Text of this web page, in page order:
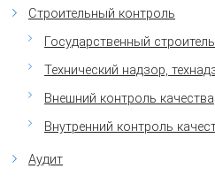
Строительный контроль
Государственный
Технический надзор,
Внешний контроль качества
Внутренний контроль
Аудит